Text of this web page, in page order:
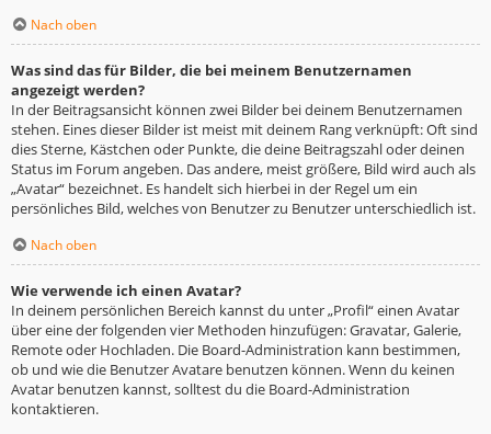
Nach oben
Was sind das für Bilder, die bei meinem Benutzernamen
angezeigt werden?
In der Beitragsansicht können zwei Bilder bei deinem Benutzernamen
stehen. Eines dieser Bilder ist meist mit deinem Rang verknüpft: Oft sind
dies Sterne, Kästchen oder Punkte, die deine Beitragszahl oder deinen
Status im Forum angeben. Das andere, meist größere, Bild wird auch als
„Avatar“ bezeichnet. Es handelt sich hierbei in der Regel um ein
persönliches Bild, welches von Benutzer zu Benutzer unterschiedlich ist.
Nach oben
Wie verwende ich einen Avatar?
In deinem persönlichen Bereich kannst du unter „Profil“ einen Avatar
über eine der folgenden vier Methoden hinzufügen: Gravatar, Galerie,
Remote oder Hochladen. Die Board-Administration kann bestimmen,
ob und wie die Benutzer Avatare benutzen können. Wenn du keinen
Avatar benutzen kannst, solltest du die Board-Administration
kontaktieren.